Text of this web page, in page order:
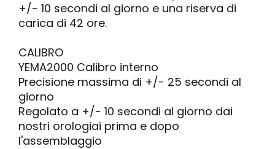
+/- 10 secondi al giorno e una riserva di
carica di 42 ore.
CALIBRO
YEMA2000 Calibro interno
Precisione massima di +/- 25 secondi al
giorno
Regolato a +/- 10 secondi al giorno dai
nostri orologiai prima e dopo
l'assemblaggio